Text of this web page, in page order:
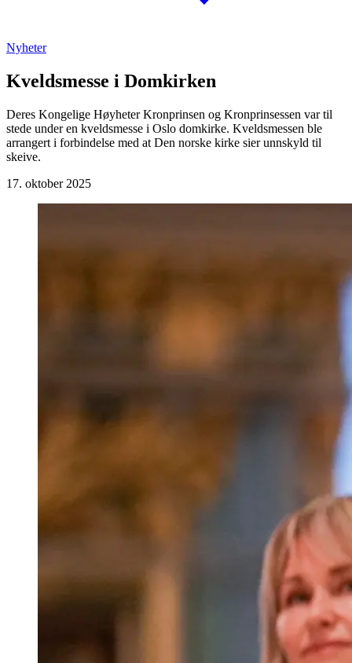
Nyheter
Kveldsmesse i Domkirken
Deres Kongelige Høyheter Kronprinsen og Kronprinsessen var til
stede under en kveldsmesse i Oslo domkirke. Kveldsmessen ble
arrangert i forbindelse med at Den norske kirke sier unnskyld til
skeive.
17. oktober 2025